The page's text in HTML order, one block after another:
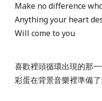
Make no difference
Anything your heart
Will come to you
喜歡裡頭循環出現的那
彩蛋在背景音樂裡準備